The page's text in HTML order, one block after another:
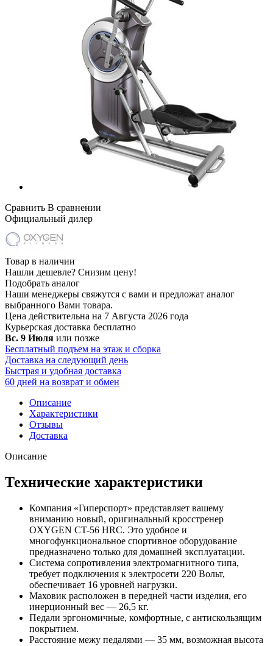
Сравнить В сравнении
Официальный дилер
Товар в наличии
Нашли дешевле? Снизим цену!
Подобрать аналог
Наши менеджеры свяжутся с вами и предложат аналог
выбранного Вами товара.
Цена действительна на 7 Августа 2026 года
Курьерская доставка бесплатно
Вс. 9 Июля или позже
Бесплатный подъем на этаж и сборка
Доставка на следующий день
Быстрая и удобная доставка
60 дней на возврат и обмен
Описание
Характеристики
Отзывы
Доставка
Описание
Технические характеристики
Компания «Гиперспорт» представляет вашему
вниманию новый, оригинальный кросстренер
OXYGEN CT-56 HRC. Это удобное и
многофункциональное спортивное оборудование
предназначено только для домашней эксплуатации.
Система сопротивления электромагнитного типа,
требует подключения к электросети 220 Вольт,
обеспечивает 16 уровней нагрузки.
Маховик расположен в передней части изделия, его
инерционный вес — 26,5 кг.
Педали эргономичные, комфортные, с антискользящим
покрытием.
Расстояние межу педалями — 35 мм, возможная высота